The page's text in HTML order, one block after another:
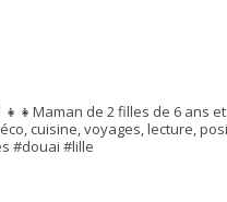
de 2 filles de 6 ans
cuisine, voyages, lecture,
#douai #lille